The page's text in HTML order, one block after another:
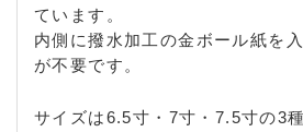
ています。
内側に撥水加工の金ボール紙を
が不要です。
サイズは6.5寸・7寸・7.5寸の3